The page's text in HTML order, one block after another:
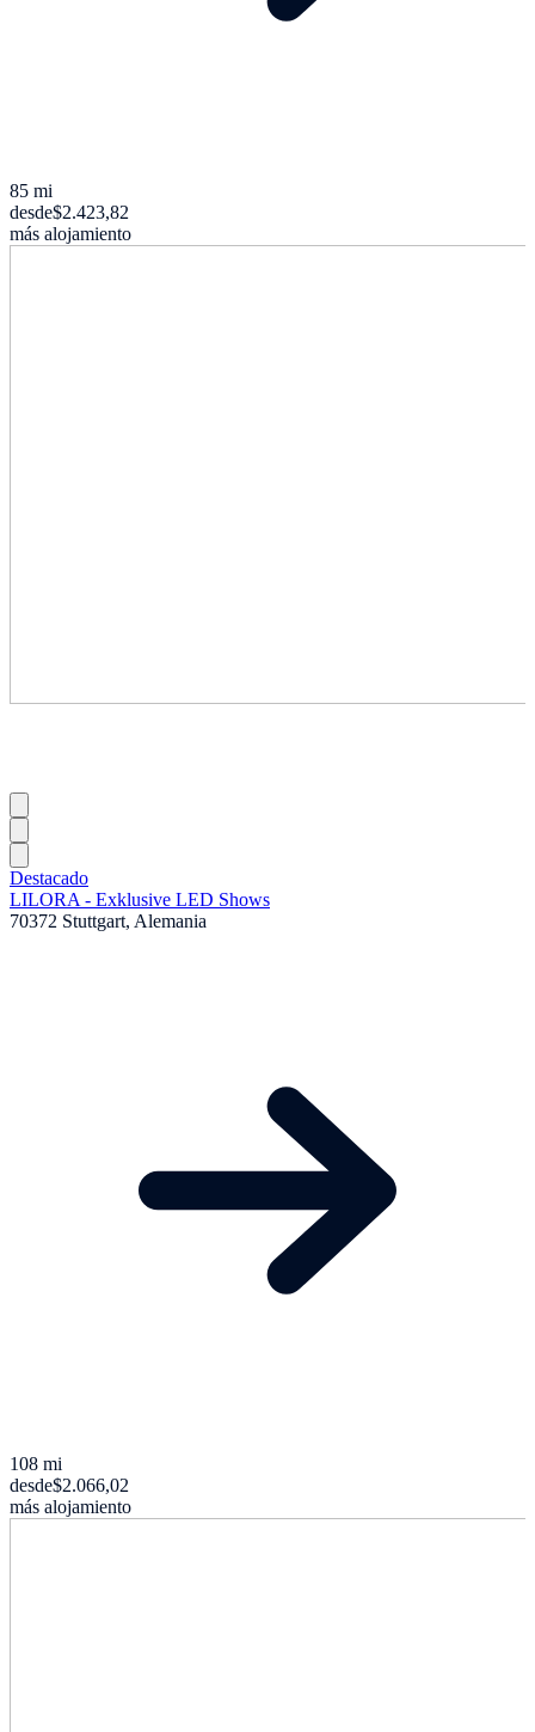
85 mi
desde$2.423,82
más alojamiento
Destacado
LILORA - Exklusive LED Shows
70372 Stuttgart, Alemania
108 mi
desde$2.066,02
más alojamiento